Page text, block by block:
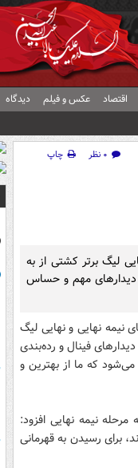
اقتصاد عکس و فیلم دیدگاه
۰ نظر
چاپ
لیگ برتر کشتی از به
دیدارهای مهم و حساس
نیمه نهایی و نهایی لیگ
فینال و رده‌بندی
برگزار می‌شود که ما از بهترین و
نیمه نهایی افزود:
برای رسیدن به قهرمانی